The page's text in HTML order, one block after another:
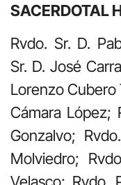
SACERDOTAL
Rvdo. Sr. D.
Sr. D. José
Lorenzo Cubero
Cámara López;
Gonzalvo;
Molviedro;